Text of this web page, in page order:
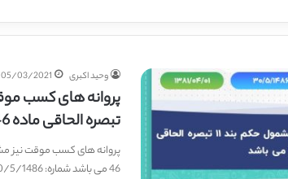
وحید اکبری 05/03/2021
تبصره الحاقی ماده 46 می باشد
46 می باشد شماره: 30/5/1486 تاریخ: 1381/04/01 پیوست:…